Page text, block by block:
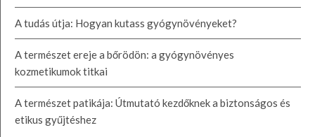
A tudás útja: Hogyan kutass gyógynövényeket?
A természet ereje a bőrödön: a gyógynövényes
kozmetikumok titkai
A természet patikája: Útmutató kezdőknek a biztonságos és
etikus gyűjtéshez